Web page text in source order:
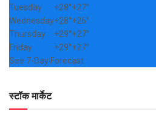
Tuesday
+28°+27°
Wednesday+28°+26°
Thursday
+29°+27°
Friday
+29°+27°
See 7-Day Forecast
स्टॉक मार्केट